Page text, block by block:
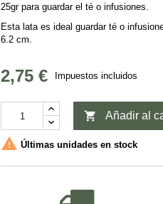
25gr para guardar el té o infusiones.
Esta lata es ideal guardar té o
6.2 cm.
2,75 € Impuestos incluidos
 Añadir al
 Últimas unidades en stock